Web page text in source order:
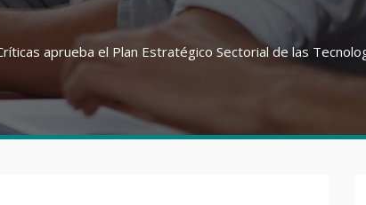
aprueba el Plan Estratégico Sectorial de las